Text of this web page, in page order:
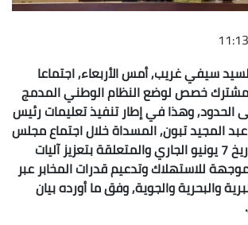
سيفي غريب, أمسالأربعاء, اجتماعا
خصص لوضع النظام الوطني المدمج
الحدود, وهذا في إطار تنفيذ تعليمات رئيس
المجيد تبون, المسداة خلال اجتماع مجلس
يونيو الجاري والمتعلقة بتعزيز آليات
للاستهلاكوتدعيم قدرات المخابر عبر
والبحرية والجوية, وفق ما أورده بيان